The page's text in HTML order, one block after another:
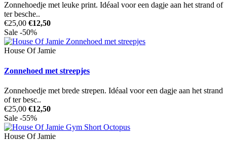
Zonnehoedje met leuke print. Idéaal voor een dagje aan het strand of
ter besche..
€25,00 €12,50
Sale -50%
House Of Jamie
Zonnehoed met streepjes
Zonnehoedje met brede strepen. Idéaal voor een dagje aan het strand
of ter besc..
€25,00 €12,50
Sale -55%
House Of Jamie